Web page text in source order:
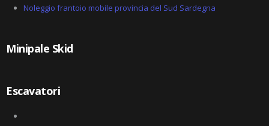
Noleggio frantoio mobile provincia del Sud Sardegna
Minipale Skid
Escavatori